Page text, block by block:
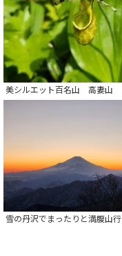
美シルエット百名山 高妻山
雪の丹沢でまったりと満腹山行